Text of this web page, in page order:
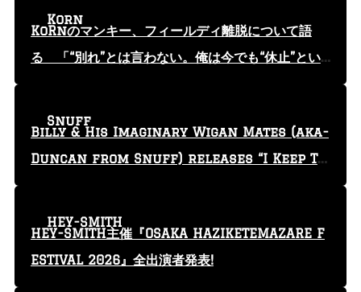
KoRnのマンキー、フィールディ離脱について語
る 「“別れ”とは言わない。俺は今でも“休止”とい
Korn
Billy & His Imaginary Wigan Mates (aka-
Duncan from Snuff) releases “I Keep Tr
Snuff
HEY-SMITH主催『OSAKA HAZIKETEMAZARE F
ESTIVAL 2026』全出演者発表!
HEY-SMITH